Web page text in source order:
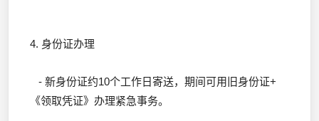
4. 身份证办理
- 新身份证约10个工作日寄送，期间可用旧身份证+
《领取凭证》办理紧急事务。